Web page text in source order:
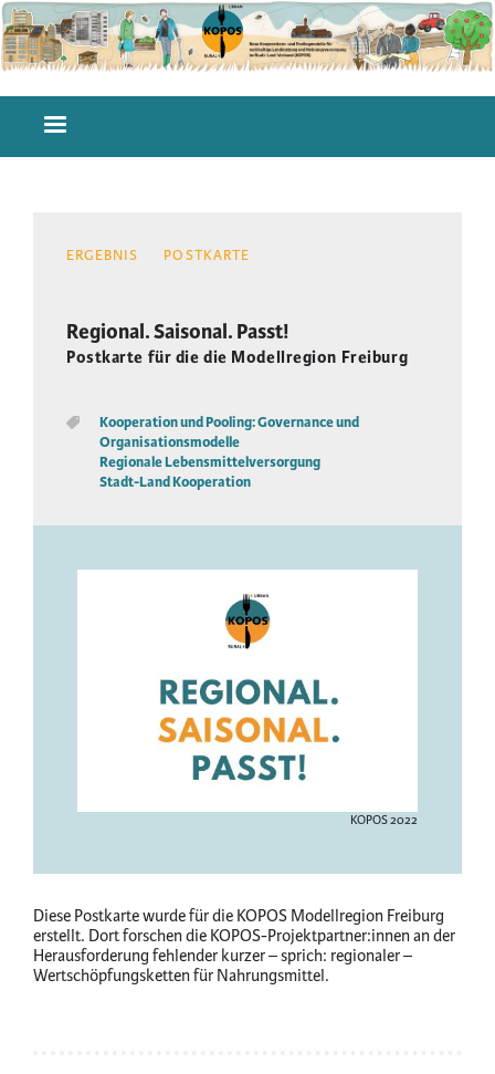
Direkt
zum
Inhalt
Hauptnavigation
ERGEBNIS POSTKARTE
Regional. Saisonal. Passt!
Postkarte für die die Modellregion Freiburg
Kooperation und Pooling: Governance und
Organisationsmodelle
Regionale Lebensmittelversorgung
Stadt-Land Kooperation
information
KOPOS 2022
Diese Postkarte wurde für die KOPOS Modellregion Freiburg
erstellt. Dort forschen die KOPOS-Projektpartner:innen an der
Herausforderung fehlender kurzer – sprich: regionaler –
Wertschöpfungsketten für Nahrungsmittel.